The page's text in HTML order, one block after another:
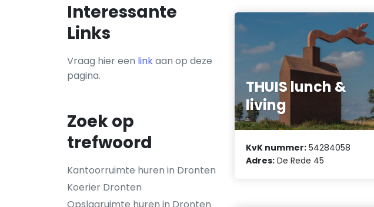
Interessante
Links
Vraag hier een linkaan op deze
pagina.
Zoek op
trefwoord
Kantoorruimte huren in Dronten
Koerier Dronten
THUIS lunch &
living
KvK nummer: 54284058
Adres: De Rede 45